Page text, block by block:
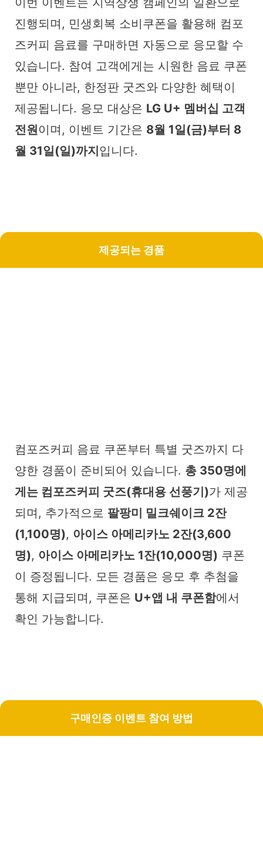
진행되며, 민생회복 소비쿠폰을 활용해 컴포
즈커피 음료를 구매하면 자동으로 응모할 수
있습니다. 참여 고객에게는 시원한 음료 쿠폰
뿐만 아니라, 한정판 굿즈와 다양한 혜택이
제공됩니다. 응모 대상은 LG U+ 멤버십 고객
전원이며, 이벤트 기간은 8월 1일(금)부터 8
월 31일(일)까지입니다.
제공되는 경품
컴포즈커피 음료 쿠폰부터 특별 굿즈까지 다
양한 경품이 준비되어 있습니다. 총 350명에
게는 컴포즈커피 굿즈(휴대용 선풍기)가 제공
되며, 추가적으로 팔팡미 밀크쉐이크 2잔
(1,100명), 아이스 아메리카노 2잔(3,600
명), 아이스 아메리카노 1잔(10,000명) 쿠폰
이 증정됩니다. 모든 경품은 응모 후 추첨을
통해 지급되며, 쿠폰은 U+앱 내 쿠폰함에서
확인 가능합니다.
구매인증 이벤트 참여 방법